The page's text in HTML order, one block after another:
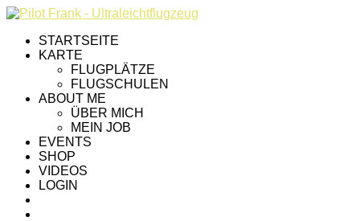
STARTSEITE
KARTE
FLUGPLÄTZE
FLUGSCHULEN
ABOUT ME
ÜBER MICH
MEIN JOB
EVENTS
SHOP
VIDEOS
LOGIN